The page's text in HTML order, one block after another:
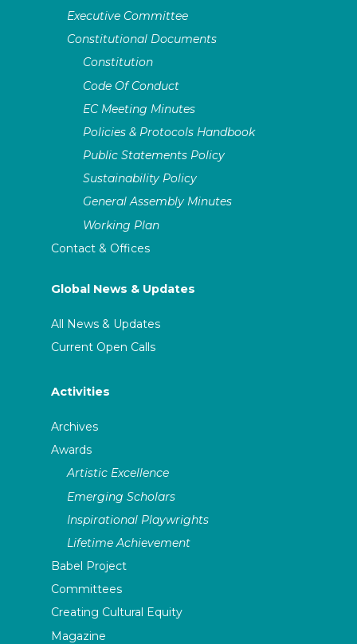
Executive Committee
Constitutional Documents
Constitution
Code Of Conduct
EC Meeting Minutes
Policies & Protocols Handbook
Public Statements Policy
Sustainability Policy
General Assembly Minutes
Working Plan
Contact & Offices
Global News & Updates
All News & Updates
Current Open Calls
Activities
Archives
Awards
Artistic Excellence
Emerging Scholars
Inspirational Playwrights
Lifetime Achievement
Babel Project
Committees
Creating Cultural Equity
Magazine